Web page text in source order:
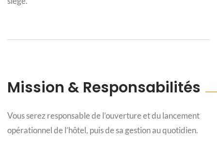
Mission & Responsabilités
Vous serez responsable de l’ouverture et du lancement
opérationnel de l’hôtel, puis de sa gestion au quotidien.